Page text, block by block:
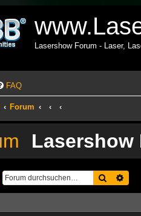
Lasershow Forum - Laser,
FAQ
Forum
Lasershow
Suche